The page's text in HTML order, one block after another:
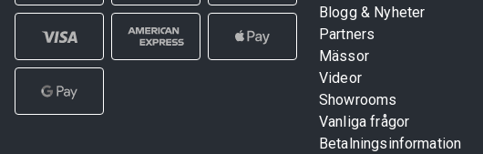
Blogg & Nyheter
Partners
Mässor
Videor
Showrooms
Vanliga frågor
Betalningsinformation